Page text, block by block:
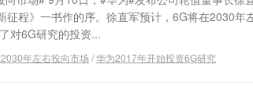
程》一书作的序。徐直军预计，6G将在2030年
对6G研究的投资...
年左右投向市场 /华为2017年开始投资6G研究